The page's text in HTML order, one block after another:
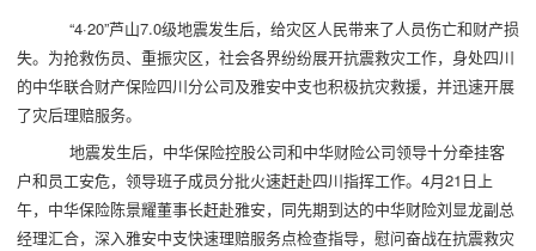
“4·20”芦山7.0级地震发生后，给灾区人民带来了人员伤亡和财产损
失。为抢救伤员、重振灾区，社会各界纷纷展开抗震救灾工作，身处四川
的中华联合财产保险四川分公司及雅安中支也积极抗灾救援，并迅速开展
了灾后理赔服务。
地震发生后，中华保险控股公司和中华财险公司领导十分牵挂客
户和员工安危，领导班子成员分批火速赶赴四川指挥工作。4月21日上
午，中华保险陈景耀董事长赶赴雅安，同先期到达的中华财险刘显龙副总
经理汇合，深入雅安中支快速理赔服务点检查指导，慰问奋战在抗震救灾